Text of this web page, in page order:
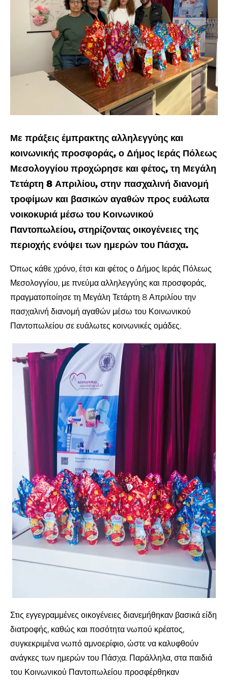
Με πράξεις έμπρακτης αλληλεγγύης και
κοινωνικής προσφοράς, ο Δήμος Ιεράς Πόλεως
Μεσολογγίου προχώρησε και φέτος, τη Μεγάλη
Τετάρτη 8 Απριλίου, στην πασχαλινή διανομή
τροφίμων και βασικών αγαθών προς ευάλωτα
νοικοκυριά μέσω του Κοινωνικού
Παντοπωλείου, στηρίζοντας οικογένειες της
περιοχής ενόψει των ημερών του Πάσχα.
Όπως κάθε χρόνο, έτσι και φέτος ο Δήμος Ιεράς Πόλεως
Μεσολογγίου, με πνεύμα αλληλεγγύης και προσφοράς,
πραγματοποίησε τη Μεγάλη Τετάρτη 8 Απριλίου την
πασχαλινή διανομή αγαθών μέσω του Κοινωνικού
Παντοπωλείου σε ευάλωτες κοινωνικές ομάδες.
Στις εγγεγραμμένες οικογένειες διανεμήθηκαν βασικά είδη
διατροφής, καθώς και ποσότητα νωπού κρέατος,
συγκεκριμένα νωπό αμνοερίφιο, ώστε να καλυφθούν
ανάγκες των ημερών του Πάσχα. Παράλληλα, στα παιδιά
του Κοινωνικού Παντοπωλείου προσφέρθηκαν